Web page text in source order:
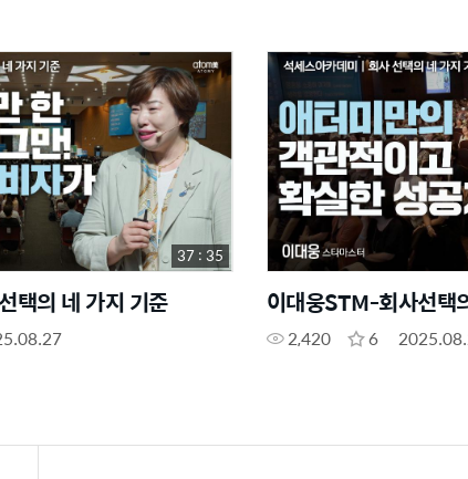
택의 네 가지 기준
37 : 35
이대웅STM-회사선택
2,420 6